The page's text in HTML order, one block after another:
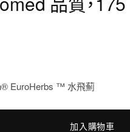
EuroHerbs ™ 水飛薊
加入購物車